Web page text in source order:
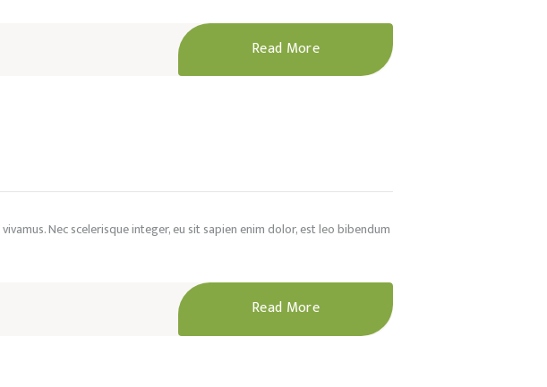
Read More
Nec scelerisque integer, eu sit sapien enim dolor, est leo bibendum
Read More